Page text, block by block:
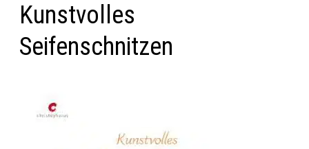
Kunstvolles
Seifenschnitzen